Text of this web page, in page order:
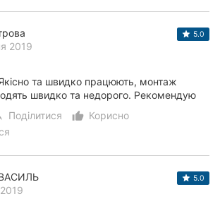
2019
5.0
та швидко працюють, монтаж
швидко та недорого. Рекомендую
Поділитися thumb_up_alt
Корисно
5.0